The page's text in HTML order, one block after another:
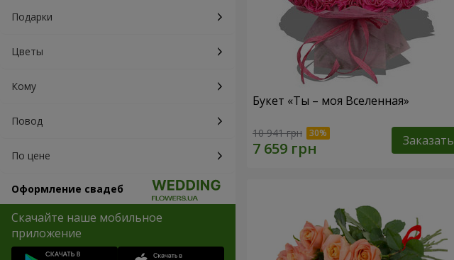
Подарки
Цветы
Кому
Повод
По цене
Оформление свадеб
Скачайте наше мобильное
приложение
Букет «Ты – моя Вселенная»
10 941 грн Заказать